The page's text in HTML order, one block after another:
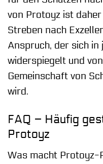
von Protoyz ist
Streben nach
Anspruch, der sich in
widerspiegelt und
Gemeinschaft von
wird.
FAQ – Häufig
Protoyz
Was macht Protoyz-